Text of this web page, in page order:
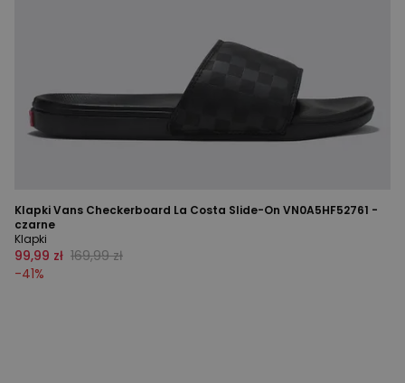
Klapki Vans Checkerboard La Costa Slide-On VN0A5HF52761 -
czarne
Klapki
99,99 zł 169,99 zł
-41%